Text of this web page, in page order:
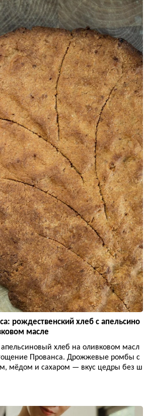
рождественский хлеб с апельсино
масле
хлеб на оливковом масл
Прованса. Дрожжевые ромбы с
мёдом и сахаром — вкус цедры без ш